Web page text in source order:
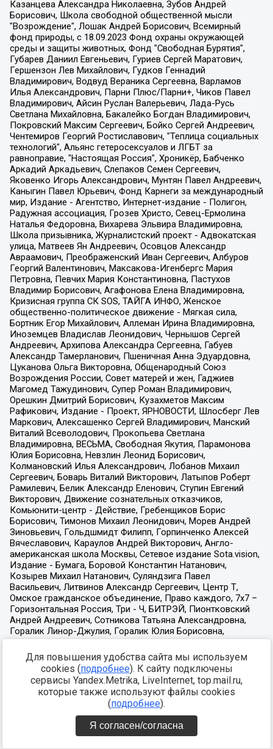
Для повышения удобства сайта мы используем
cookies (подробнее). К сайту подключены
сервисы Yandex.Metrika, LiveInternet, top.mail.ru,
которые также используют файлы cookies
(подробнее).
Я согласен/согласна